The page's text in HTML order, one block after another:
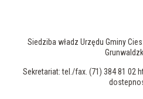
Siedziba władz Urzędu Gminy
Sekretariat: tel./fax. (71) 384 81 02